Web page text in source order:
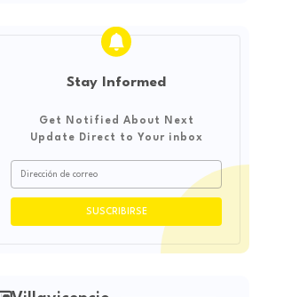
influencia
internacional
Stay Informed
Get Notified About Next
Update Direct to Your inbox